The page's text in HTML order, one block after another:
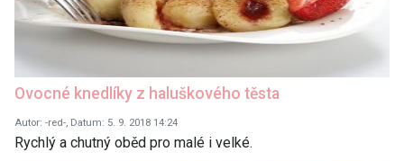
Ovocné knedlíky z haluškového těsta
Autor: -red-, Datum: 5. 9. 2018 14:24
Rychlý a chutný oběd pro malé i velké.